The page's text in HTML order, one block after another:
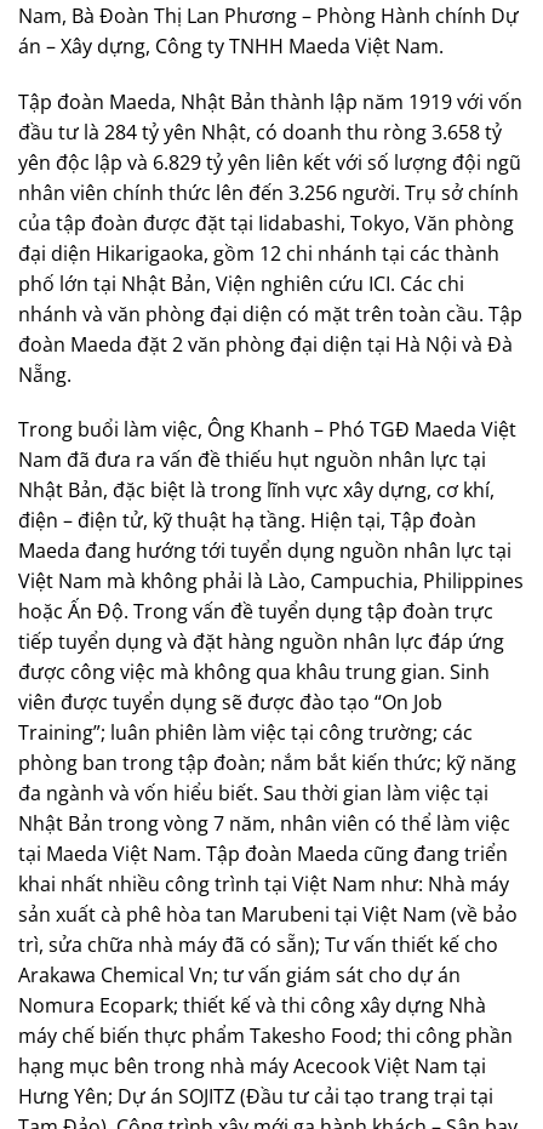
Nam, Bà Đoàn Thị Lan Phương – Phòng Hành chính Dự
án – Xây dựng, Công ty TNHH Maeda Việt Nam.
Tập đoàn Maeda, Nhật Bản thành lập năm 1919 với vốn
đầu tư là 284 tỷ yên Nhật, có doanh thu ròng 3.658 tỷ
yên độc lập và 6.829 tỷ yên liên kết với số lượng đội ngũ
nhân viên chính thức lên đến 3.256 người. Trụ sở chính
của tập đoàn được đặt tại Iidabashi, Tokyo, Văn phòng
đại diện Hikarigaoka, gồm 12 chi nhánh tại các thành
phố lớn tại Nhật Bản, Viện nghiên cứu ICI. Các chi
nhánh và văn phòng đại diện có mặt trên toàn cầu. Tập
đoàn Maeda đặt 2 văn phòng đại diện tại Hà Nội và Đà
Nẵng.
Trong buổi làm việc, Ông Khanh – Phó TGĐ Maeda Việt
Nam đã đưa ra vấn đề thiếu hụt nguồn nhân lực tại
Nhật Bản, đặc biệt là trong lĩnh vực xây dựng, cơ khí,
điện – điện tử, kỹ thuật hạ tầng. Hiện tại, Tập đoàn
Maeda đang hướng tới tuyển dụng nguồn nhân lực tại
Việt Nam mà không phải là Lào, Campuchia, Philippines
hoặc Ấn Độ. Trong vấn đề tuyển dụng tập đoàn trực
tiếp tuyển dụng và đặt hàng nguồn nhân lực đáp ứng
được công việc mà không qua khâu trung gian. Sinh
viên được tuyển dụng sẽ được đào tạo “On Job
Training”; luân phiên làm việc tại công trường; các
phòng ban trong tập đoàn; nắm bắt kiến thức; kỹ năng
đa ngành và vốn hiểu biết. Sau thời gian làm việc tại
Nhật Bản trong vòng 7 năm, nhân viên có thể làm việc
tại Maeda Việt Nam. Tập đoàn Maeda cũng đang triển
khai nhất nhiều công trình tại Việt Nam như: Nhà máy
sản xuất cà phê hòa tan Marubeni tại Việt Nam (về bảo
trì, sửa chữa nhà máy đã có sẵn); Tư vấn thiết kế cho
Arakawa Chemical Vn; tư vấn giám sát cho dự án
Nomura Ecopark; thiết kế và thi công xây dựng Nhà
máy chế biến thực phẩm Takesho Food; thi công phần
hạng mục bên trong nhà máy Acecook Việt Nam tại
Hưng Yên; Dự án SOJITZ (Đầu tư cải tạo trang trại tại